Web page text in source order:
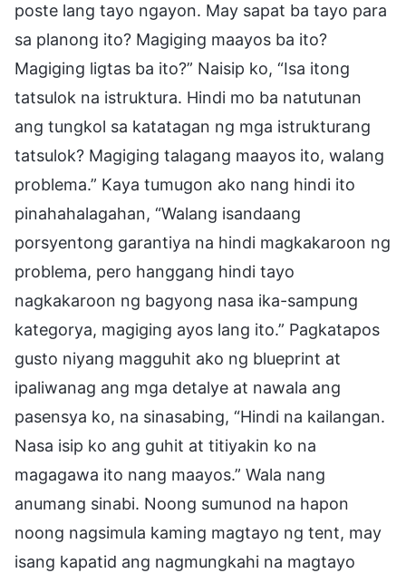
poste lang tayo ngayon. May sapat ba tayo para
sa planong ito? Magiging maayos ba ito?
Magiging ligtas ba ito?” Naisip ko, “Isa itong
tatsulok na istruktura. Hindi mo ba natutunan
ang tungkol sa katatagan ng mga istrukturang
tatsulok? Magiging talagang maayos ito, walang
problema.” Kaya tumugon ako nang hindi ito
pinahahalagahan, “Walang isandaang
porsyentong garantiya na hindi magkakaroon ng
problema, pero hanggang hindi tayo
nagkakaroon ng bagyong nasa ika-sampung
kategorya, magiging ayos lang ito.” Pagkatapos
gusto niyang magguhit ako ng blueprint at
ipaliwanag ang mga detalye at nawala ang
pasensya ko, na sinasabing, “Hindi na kailangan.
Nasa isip ko ang guhit at titiyakin ko na
magagawa ito nang maayos.” Wala nang
anumang sinabi. Noong sumunod na hapon
noong nagsimula kaming magtayo ng tent, may
isang kapatid ang nagmungkahi na magtayo